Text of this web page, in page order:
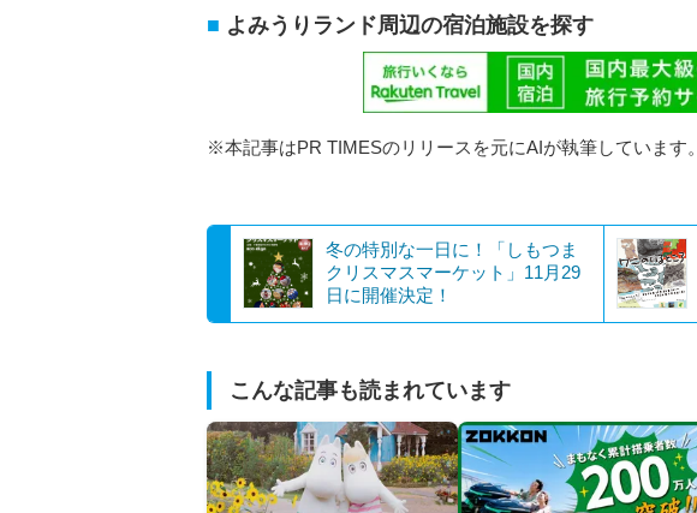
よみうりランド周辺の宿泊施設を探す
※本記事はPR TIMESのリリースを元にAIが執筆しています。
冬の特別な一日に！「しもつま
クリスマスマーケット」11月29
日に開催決定！
こんな記事も読まれています